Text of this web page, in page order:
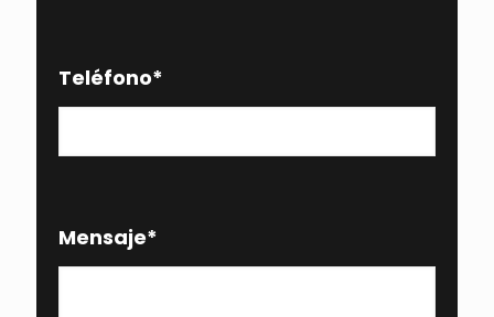
Teléfono*
Mensaje*